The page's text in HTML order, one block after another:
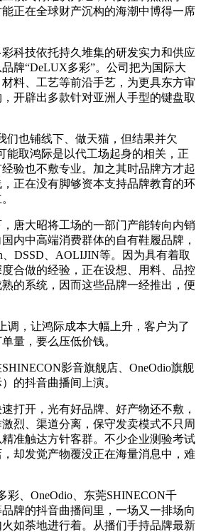
正在全球财产沉构的海潮中博得一席
技依托持久堆集的研发实力和供应
牌“DeLUX多彩”。公司把为国际大
料、工艺等前沿手艺，为更具东方审
开辟出多款针对亚洲人手型的键盘取
也铺线下、做天猫，但结果并欠
能取鸿际是以代工场起身的相关，正
验也不敷专业。加之其时品牌方才起
正在没有脚够资本支持品牌教育的环
大昭将工场的一部门产能转向内销
内中高端消费群体的自有鞋履品牌，
、DSSD、AOLIJIN等。因为具有着取
合做的经验，正在设想、用料、品控
的系统，因而这些品牌一经推出，便
，让鸿际成本大幅上升，客户为了
量，要么压低价钱。
影音旗舰店、OneOdio旗舰
的抖音曲播间上演。
开，光有好品牌、好产物还不敷，
烈、渠道分离，保守发卖模式不只周
准触达方针客群。不少企业测验考试
却发觉产物覆没正在海量消息中，难
、OneOdio、东莞SHINECON千
牌的抖音曲播间里，一场又一排场向
如荼地进行着。从播们手持品牌最新